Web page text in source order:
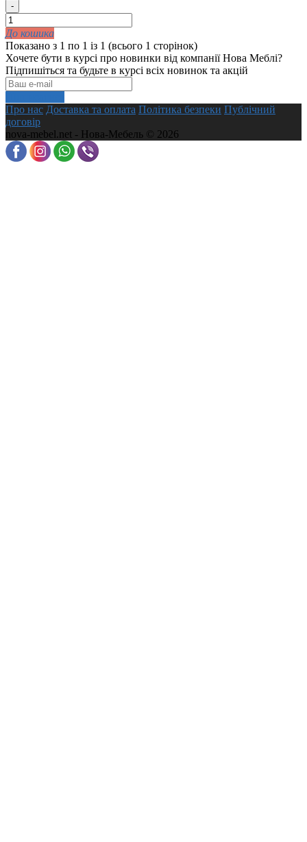
-
До кошика
Показано з 1 по 1 із 1 (всього 1 сторінок)
Хочете бути в курсі про новинки від компанії Нова Меблі?
Підпишіться та будьте в курсі всіх новинок та акцій
Про нас Доставка та оплата Політика безпеки Публічний
договір
nova-mebel.net - Нова-Мебель © 2026